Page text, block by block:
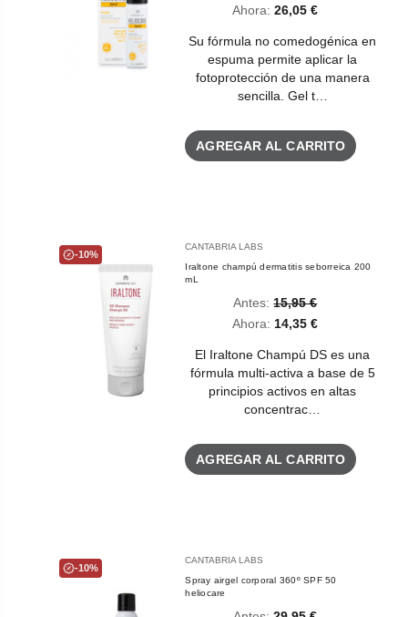
Ahora: 26,05 €
Su fórmula no comedogénica en
espuma permite aplicar la
fotoprotección de una manera
sencilla. Gel t…
AGREGAR AL CARRITO
-10%
CANTABRIA LABS
Iraltone champú dermatitis seborreica 200
mL
Ahora: 14,35 €
Antes: 15,95 €
El Iraltone Champú DS es una
fórmula multi-activa a base de 5
principios activos en altas
concentrac…
AGREGAR AL CARRITO
-10%
CANTABRIA LABS
Spray airgel corporal 360º SPF 50
heliocare